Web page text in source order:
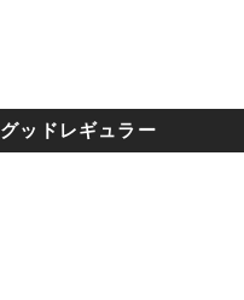
グッドレギュラー